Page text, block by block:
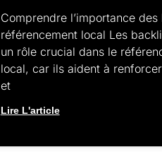
Comprendre l’importance des
référencement local Les
un rôle crucial dans le
local, car ils aident à
et
Lire L'article